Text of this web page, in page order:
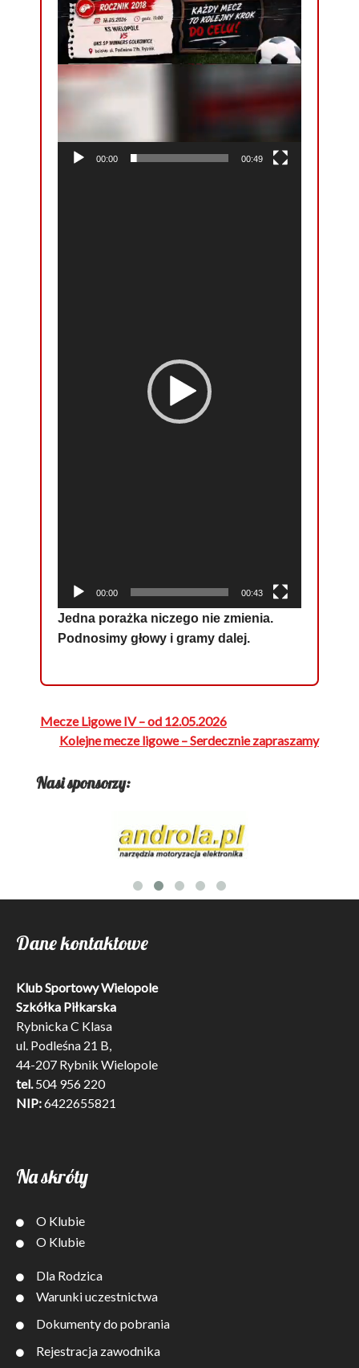
00:00 00:49
00:00 00:43
Jedna porażka niczego nie zmienia.
Podnosimy głowy i gramy dalej.
Nawigacja
wpisu
Mecze Ligowe IV – od 12.05.2026
Kolejne mecze ligowe – Serdecznie zapraszamy
Nasi sponsorzy:
Dane kontaktowe
Klub Sportowy Wielopole
Szkółka Piłkarska
Rybnicka C Klasa
ul. Podleśna 21 B,
44-207 Rybnik Wielopole
tel.504 956 220
NIP:6422655821
Na skróty
O Klubie
O Klubie
Dla Rodzica
Warunki uczestnictwa
Dokumenty do pobrania
Rejestracja zawodnika